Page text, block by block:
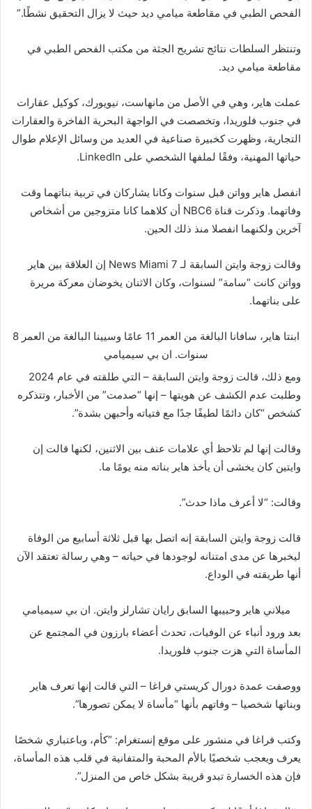
الفحص الطبي في مقاطعة ميامي ديد حيث لا يزال التحقيق نشطًا.”
وتنتظر السلطات نتائج تشريح الجثة من مكتب الفحص الطبي في
مقاطعة ميامي ديد.
عملت هاير، وهي في الأصل من مانهاست، نيويورك، كوكيل عقارات
في جنوب فلوريدا، وتخصصت في الواجهة البحرية الفاخرة والعقارات
التجارية، وظهرت كخبيرة صناعية في العديد من وسائل الإعلام طوال
حياتها المهنية، وفقًا لملفها الشخصي على LinkedIn.
انفصل هاير وواتن قبل سنوات وكانا يشاركان في تربية بناتهما وقت
وفاتهما. وذكرت قناة NBC6 أن كلاهما كانا متزوجين من أشخاص
آخرين ولكنهما انفصلا منذ ذلك الحين.
وقالت زوجة وايتن السابقة لـ 7 News Miami إن العلاقة بين هاير
وواتن كانت “سامة” لسنوات، وكان الاثنان يخوضان معركة مريرة
على بناتهما.
ابنتا هاير، سافانا البالغة من العمر 11 عامًا وسيينا البالغة من العمر 8
سنوات. ان بي سيميامي
ومع ذلك، قالت زوجة وايتن السابقة – التي طلقته في عام 2024
وطلبت عدم الكشف عن هويتها – إنها “صدمت” من الأخبار، وتتذكره
كشخص “كان دائمًا لطيفًا جدًا مع فتياته وأحبهن بشدة”.
وقالت إنها لم تلاحظ أي علامات عنف بين الاثنين، لكنها قالت إن
وايتين كان يخشى أن يأخذ هاير بناته منه يومًا ما.
وقالت: “لا أعرف ماذا حدث”.
قالت زوجة وايتن السابقة إنه اتصل بها قبل ثلاثة أسابيع من الوفاة
ليخبرها عن مدى امتنانه لوجودها في حياته – وهي رسالة تعتقد الآن
أنها طريقته في الوداع.
ميلاني هاير وحبيبها السابق رايان تشارلز وايتن. ان بي سيميامي
بعد ورود أنباء عن الوفيات، تحدث أعضاء بارزون في المجتمع عن
المأساة التي هزت جنوب فلوريدا.
ووصفت عمدة دورال كريستي فراغا – التي قالت إنها تعرف هاير
وبناتها شخصيا – وفاتهم بأنها “مأساة لا يمكن تصورها”.
وكتب فراغا في منشور على موقع إنستغرام: “كأم، وباعتباري شخصًا
يعرف ويعجب شخصيًا بالأم المحبة والمتفانية في قلب هذه المأساة،
فإن هذه الخسارة تبدو قريبة بشكل خاص من المنزل”.